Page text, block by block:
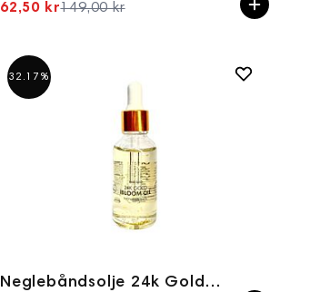
Spesialpris
62,50 kr149,00 kr
32.17%
Neglebåndsolje 24k Gold Vegansk 30ml IBLOOM